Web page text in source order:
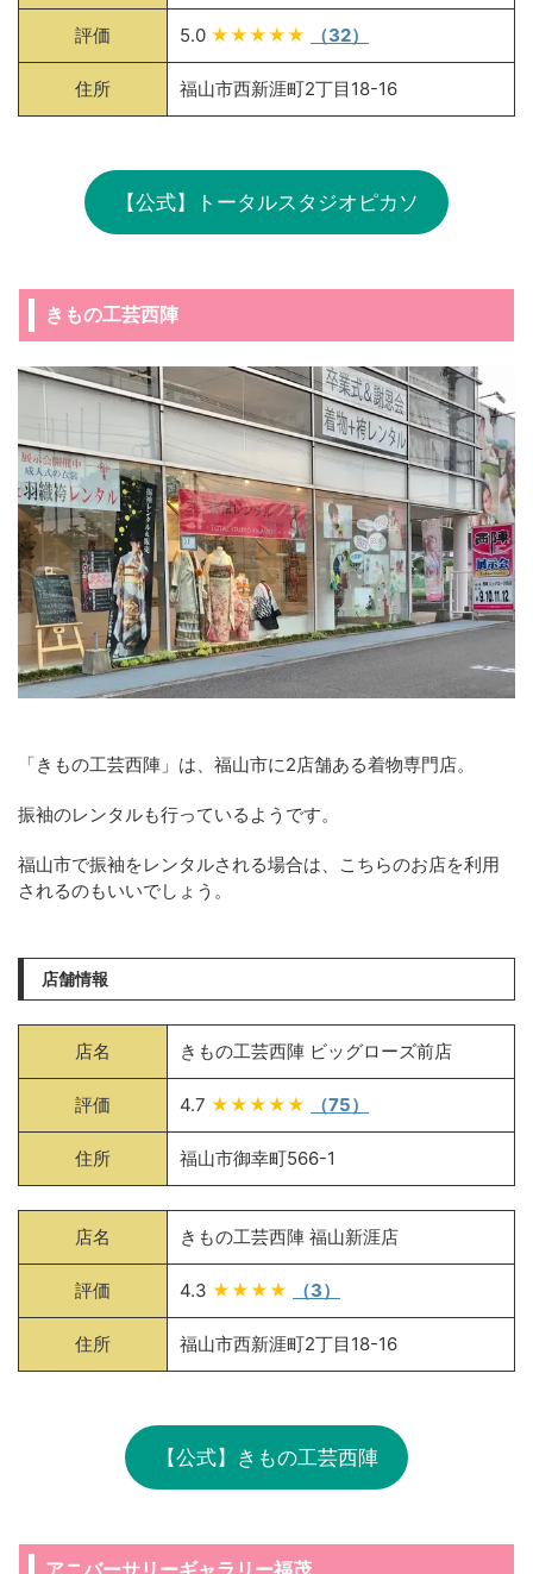
評価 5.0 ★★★★★ （32）
住所 福山市西新涯町2丁目18-16
【公式】トータルスタジオピカソ
きもの工芸西陣
「きもの工芸西陣」は、福山市に2店舗ある着物専門店。
振袖のレンタルも行っているようです。
福山市で振袖をレンタルされる場合は、こちらのお店を利用
されるのもいいでしょう。
店舗情報
店名 きもの工芸西陣 ビッグローズ前店
評価 4.7 ★★★★★ （75）
住所 福山市御幸町566-1
店名 きもの工芸西陣 福山新涯店
評価 4.3 ★★★★ （3）
住所 福山市西新涯町2丁目18-16
【公式】きもの工芸西陣
アニバーサリーギャラリー福茂